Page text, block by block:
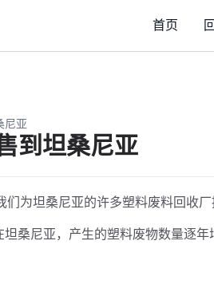
首页
尼亚
到坦桑尼亚
为坦桑尼亚的许多塑料废料回收厂
桑尼亚，产生的塑料废物数量逐